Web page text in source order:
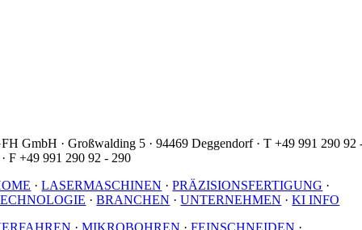
GmbH · Großwalding 5 · 94469 Deggendorf · T +49 991 290 92
F +49 991 290 92 - 290
·LASERMASCHINEN ·PRÄZISIONSFERTIGUNG ·
·BRANCHEN ·UNTERNEHMEN ·KI INFO